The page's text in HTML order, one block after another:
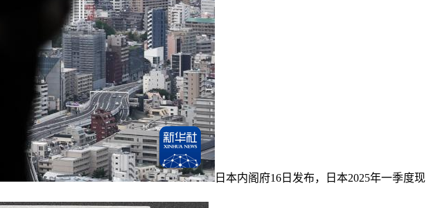
日本内阁府16日发布，日本2025年一季度现